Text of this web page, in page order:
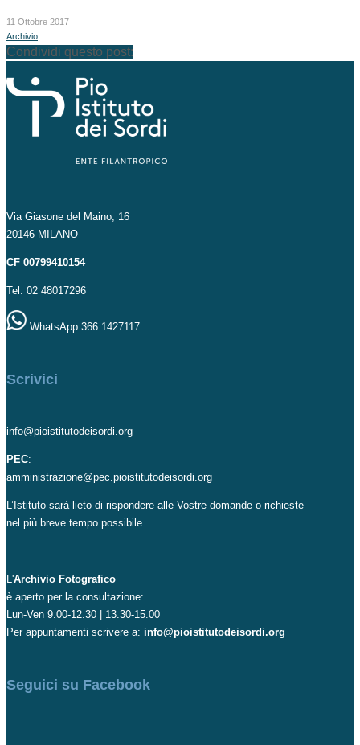
11 Ottobre 2017
Archivio
Condividi questo post:
Via Giasone del Maino, 16
20146 MILANO
CF 00799410154
Tel. 02 48017296
WhatsApp 366 1427117
Scrivici
info@pioistitutodeisordi.org
PEC:
amministrazione@pec.pioistitutodeisordi.org
L’Istituto sarà lieto di rispondere alle Vostre domande o richieste
nel più breve tempo possibile.
L'Archivio Fotografico
è aperto per la consultazione:
Lun-Ven 9.00-12.30 | 13.30-15.00
Per appuntamenti scrivere a: info@pioistitutodeisordi.org
Seguici su Facebook